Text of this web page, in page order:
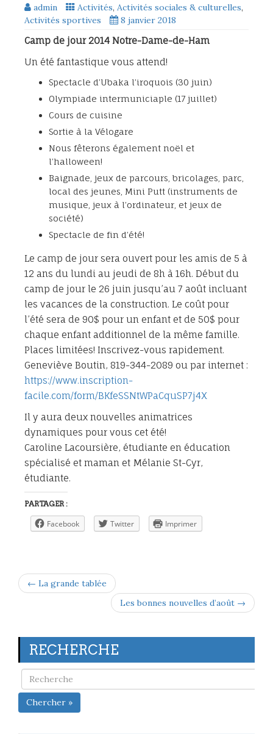
admin Activités, Activités sociales & culturelles,
Activités sportives
8 janvier 2018
Camp de jour 2014 Notre-Dame-de-Ham
Un été fantastique vous attend!
Spectacle d’Ubaka l’iroquois (30 juin)
Olympiade intermuniciaple (17 juillet)
Cours de cuisine
Sortie à la Vélogare
Nous fêterons également noël et
l’halloween!
Baignade, jeux de parcours, bricolages, parc,
local des jeunes, Mini Putt (instruments de
musique, jeux à l’ordinateur, et jeux de
société)
Spectacle de fin d’été!
Le camp de jour sera ouvert pour les amis de 5 à
12 ans du lundi au jeudi de 8h à 16h. Début du
camp de jour le 26 juin jusqu’au 7 août incluant
les vacances de la construction. Le coût pour
l’été sera de 90$ pour un enfant et de 50$ pour
chaque enfant additionnel de la même famille.
Places limitées! Inscrivez-vous rapidement.
Geneviève Boutin, 819-344-2089 ou par internet :
https://www.inscription-
facile.com/form/BKfeSSNtWPaCquSP7j4X
Il y aura deux nouvelles animatrices
dynamiques pour vous cet été!
Caroline Lacoursière, étudiante en éducation
spécialisé et maman et Mélanie St-Cyr,
étudiante.
PARTAGER :
Facebook Twitter Imprimer
← La grande tablée
Les bonnes nouvelles d’août →
RECHERCHE
Chercher »